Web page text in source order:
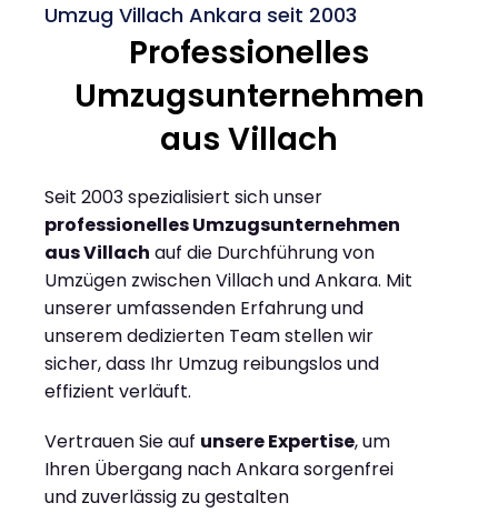
Umzug Villach Ankara seit 2003
Professionelles
Umzugsunternehmen
aus Villach
Seit 2003 spezialisiert sich unser
professionelles Umzugsunternehmen
aus Villach auf die Durchführung von
Umzügen zwischen Villach und Ankara. Mit
unserer umfassenden Erfahrung und
unserem dedizierten Team stellen wir
sicher, dass Ihr Umzug reibungslos und
effizient verläuft.
Vertrauen Sie auf unsere Expertise, um
Ihren Übergang nach Ankara sorgenfrei
und zuverlässig zu gestalten